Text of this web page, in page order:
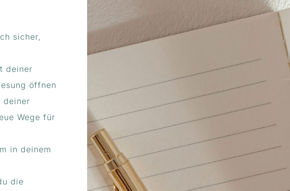
sicher,
deiner
öffnen
deiner
Wege für
in deinem
die